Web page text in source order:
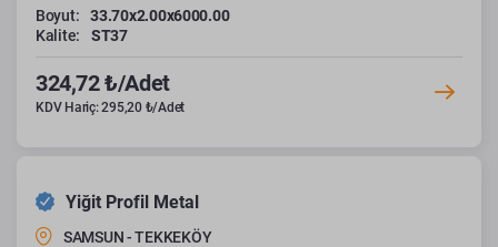
Boyut:
33.70x2.00x6000.00
Kalite:
ST37
324,72 ₺/Adet
KDV Hariç: 295,20 ₺/Adet
Yiğit Profil Metal
SAMSUN - TEKKEKÖY